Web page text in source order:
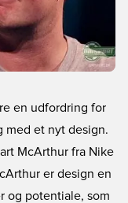
en udfordring for
med et nyt design.
McArthur fra Nike
er design en
og potentiale, som